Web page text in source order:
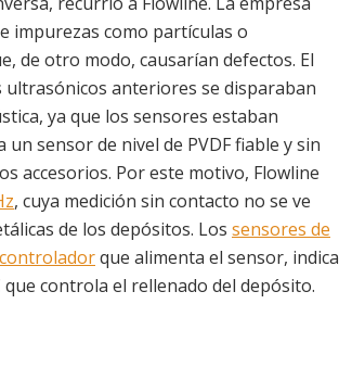
impurezas como partículas o
de otro modo, causarían defectos. El
ultrasónicos anteriores se disparaban
ya que los sensores estaban
sensor de nivel de PVDF fiable y sin
accesorios. Por este motivo, Flowline
, cuya medición sin contacto no se ve
de los depósitos. Los sensores de
controladorque alimenta el sensor, indica
controla el rellenado del depósito.